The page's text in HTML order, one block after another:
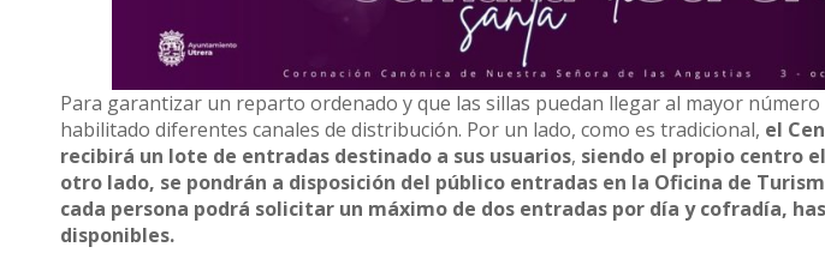
Para garantizar un reparto ordenado y que las sillas puedan llegar al mayor
habilitado diferentes canales de distribución. Por un lado, como es tradicional, el
recibirá un lote de entradas destinado a sus usuarios, siendo el propio centro
otro lado, se pondrán a disposición del público entradas en la Oficina de
cada persona podrá solicitar un máximo de dos entradas por día y cofradía,
disponibles.